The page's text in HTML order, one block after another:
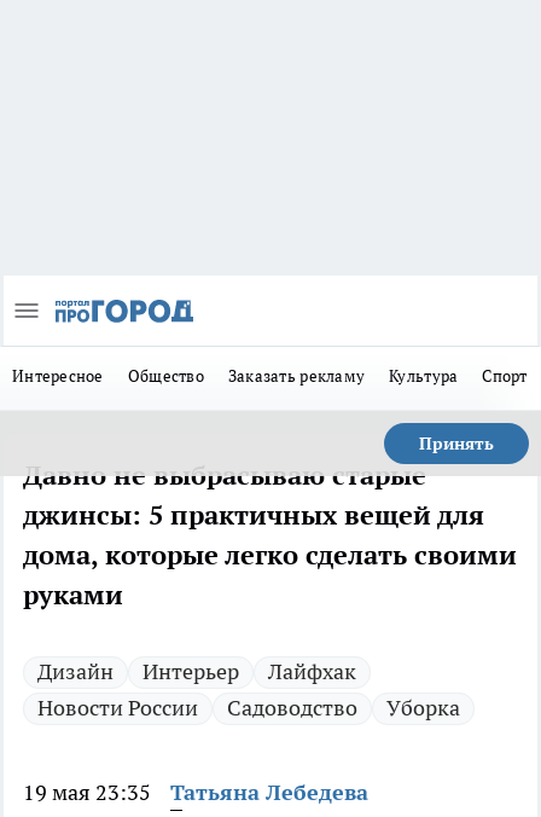
Интересное Общество Заказать рекламу Культура Спорт
Принять
Давно не выбрасываю старые
джинсы: 5 практичных вещей для
дома, которые легко сделать своими
руками
Дизайн Интерьер
Лайфхак
Новости России
Садоводство Уборка
19 мая 23:35 Татьяна Лебедева